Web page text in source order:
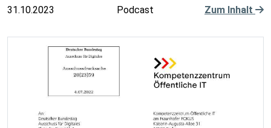
31.10.2023 Podcast Zum Inhalt